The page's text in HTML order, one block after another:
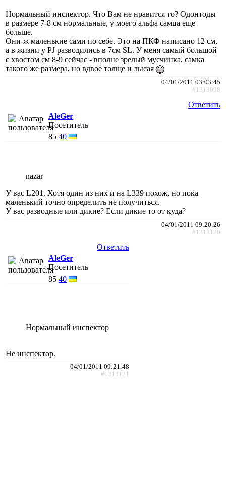
Нормальный инспектор. Что Вам не нравится то? Одонтоды
в размере 7-8 см нормальные, у моего альфа самца еще
больше.
Они-ж маленькие сами по себе. Это на ПКФ написано 12 см,
а в жизни у PJ разводились в 7см SL. У меня самый большой
с хвостом см 8-9 сейчас - вполне зрелый мусчинка, самка
такого же размера, но вдвое толще и лысая
04/01/2011 03:03:45
#1313098
Ответить
AleGer
Посетитель
85 40
nazar
У вас L201. Хотя один из них и на L339 похож, но пока
маленький точно определить не получиться.
У вас разводные или дикие? Если дикие то от куда?
04/01/2011 09:20:26
#1313120
Ответить
AleGer
Посетитель
85 40
Нормальный инспектор
Не инспектор.
04/01/2011 09:21:48
#1313121